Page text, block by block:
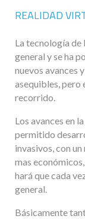
REALIDAD
La tecnología de
general y se ha
nuevos avances
asequibles, pero
recorrido.
Los avances en
permitido
invasivos, con
mas
hará que cada
general.
Básicamente